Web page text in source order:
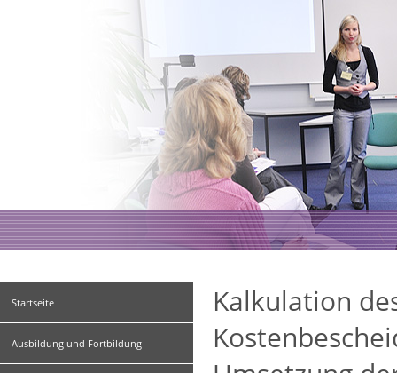
Startseite
Ausbildung und Fortbildung
Kalkulation